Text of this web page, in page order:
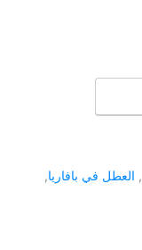
, العطل في بافاريا,